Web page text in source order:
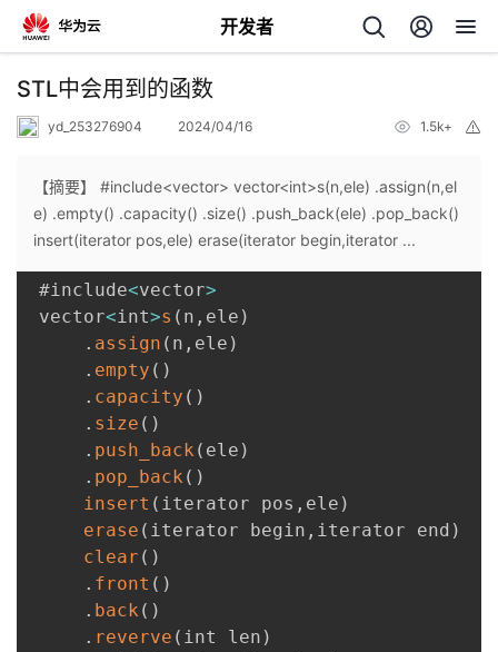
开发者
返
个
人
我
STL中会用到的函数
yd_253276904 2024/04/16 1.5k+
【摘要】 #include<vector> vector<int>s(n,ele) .assign(n,el
e) .empty() .capacity() .size() .push_back(ele) .pop_back()
insert(iterator pos,ele) erase(iterator begin,iterator ...
#include<vector>
vector<int>s ( n , ele )
. assign ( n , ele )
. empty ( )
. capacity ( )
. size ( )
. push_back ( ele )
. pop_back ( )
insert ( iterator pos , ele )
erase ( iterator begin , iterator end )
clear ( )
. front ( )
. back ( )
. reverve ( int len )